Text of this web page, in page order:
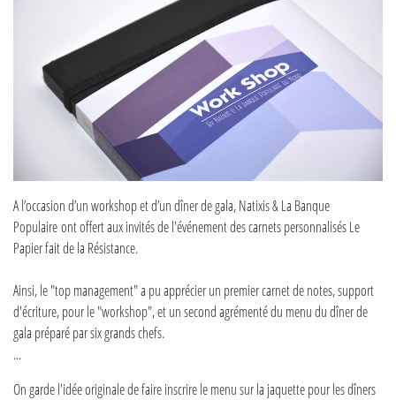
A l’occasion d’un workshop et d’un dîner de gala, Natixis & La Banque
Populaire ont offert aux invités de l'événement des carnets personnalisés Le
Papier fait de la Résistance.
Ainsi, le "top management" a pu apprécier un premier carnet de notes, support
d'écriture, pour le "workshop", et un second agrémenté du menu du dîner de
gala préparé par six grands chefs.
...
On garde l'idée originale de faire inscrire le menu sur la jaquette pour les dîners